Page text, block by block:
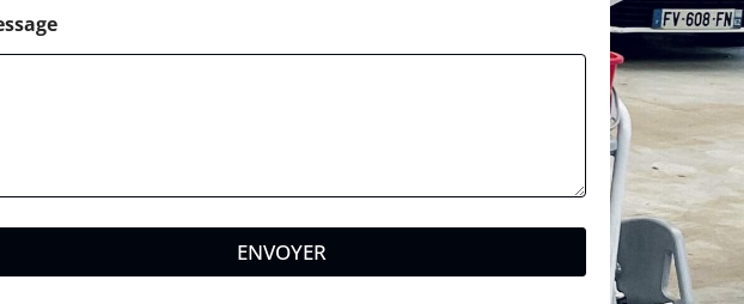
ENVOYER